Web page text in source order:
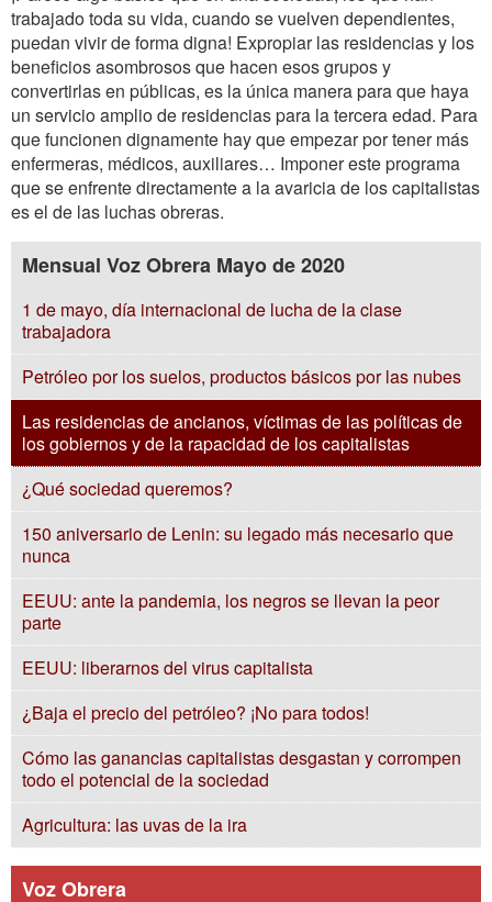
trabajado toda su vida, cuando se vuelven dependientes,
puedan vivir de forma digna! Expropiar las residencias y los
beneficios asombrosos que hacen esos grupos y
convertirlas en públicas, es la única manera para que haya
un servicio amplio de residencias para la tercera edad. Para
que funcionen dignamente hay que empezar por tener más
enfermeras, médicos, auxiliares… Imponer este programa
que se enfrente directamente a la avaricia de los capitalistas
es el de las luchas obreras.
Mensual Voz Obrera Mayo de 2020
1 de mayo, día internacional de lucha de la clase
trabajadora
Petróleo por los suelos, productos básicos por las nubes
Las residencias de ancianos, víctimas de las políticas de
los gobiernos y de la rapacidad de los capitalistas
¿Qué sociedad queremos?
150 aniversario de Lenin: su legado más necesario que
nunca
EEUU: ante la pandemia, los negros se llevan la peor
parte
EEUU: liberarnos del virus capitalista
¿Baja el precio del petróleo? ¡No para todos!
Cómo las ganancias capitalistas desgastan y corrompen
todo el potencial de la sociedad
Agricultura: las uvas de la ira
Voz Obrera